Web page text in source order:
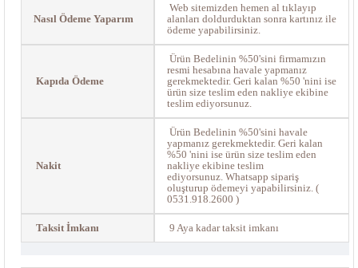
Nasıl Ödeme Yaparım
Web sitemizden hemen al tıklayıp
alanları doldurduktan sonra kartınız ile
ödeme yapabilirsiniz.
Kapıda Ödeme
Ürün Bedelinin %50'sini firmamızın
resmi hesabına havale yapmanız
gerekmektedir. Geri kalan %50 'nini ise
ürün size teslim eden nakliye ekibine
teslim ediyorsunuz.
Nakit
Ürün Bedelinin %50'sini havale
yapmanız gerekmektedir. Geri kalan
%50 'nini ise ürün size teslim eden
nakliye ekibine teslim
ediyorsunuz. Whatsapp sipariş
oluşturup ödemeyi yapabilirsiniz. (
0531.918.2600 )
Taksit İmkanı 9 Aya kadar taksit imkanı